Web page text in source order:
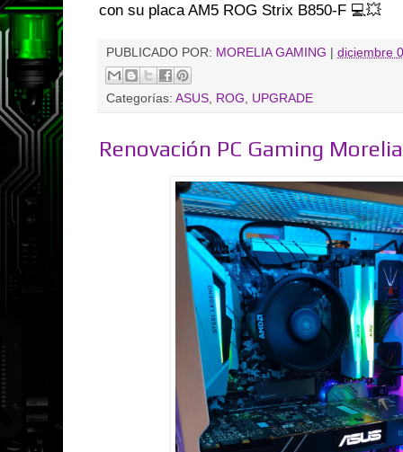
con su placa AM5 ROG Strix B850-F 💻💥
PUBLICADO POR: MORELIA GAMING diciembre
Categorías: ASUS, ROG, UPGRADE
Renovación PC Gaming Morelia